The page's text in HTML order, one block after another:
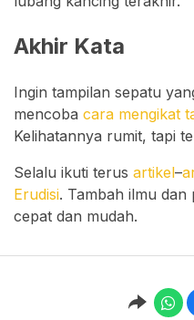
Akhir Kata
Ingin tampilan sepatu
mencoba cara mengikat
Kelihatannya rumit, tapi
Selalu ikuti terus artikel–
Erudisi. Tambah ilmu dan
cepat dan mudah.